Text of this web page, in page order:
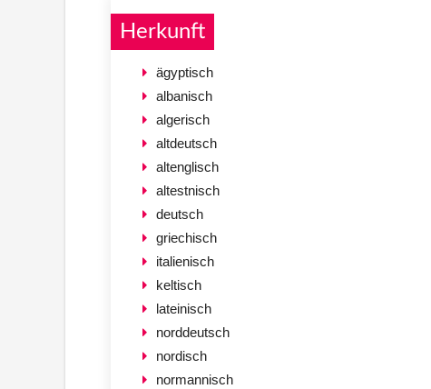
Herkunft
ägyptisch
albanisch
algerisch
altdeutsch
altenglisch
altestnisch
deutsch
griechisch
italienisch
keltisch
lateinisch
norddeutsch
nordisch
normannisch